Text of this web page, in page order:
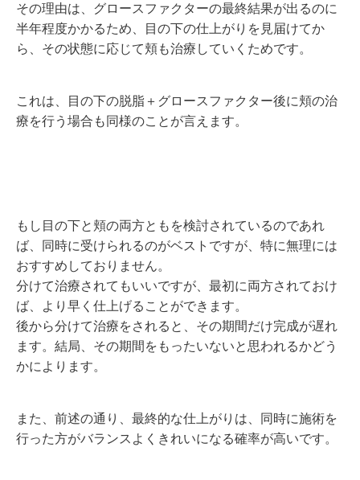
その理由は、グロースファクターの最終結果が出るのに
半年程度かかるため、目の下の仕上がりを見届けてか
ら、その状態に応じて頬も治療していくためです。
これは、目の下の脱脂＋グロースファクター後に頬の治
療を行う場合も同様のことが言えます。
もし目の下と頬の両方ともを検討されているのであれ
ば、同時に受けられるのがベストですが、特に無理には
おすすめしておりません。
分けて治療されてもいいですが、最初に両方されておけ
ば、より早く仕上げることができます。
後から分けて治療をされると、その期間だけ完成が遅れ
ます。結局、その期間をもったいないと思われるかどう
かによります。
また、前述の通り、最終的な仕上がりは、同時に施術を
行った方がバランスよくきれいになる確率が高いです。